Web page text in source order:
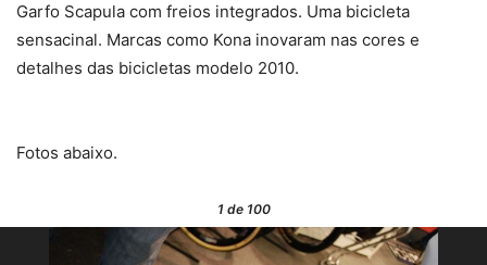
Garfo Scapula com freios integrados. Uma bicicleta
sensacinal. Marcas como Kona inovaram nas cores e
detalhes das bicicletas modelo 2010.
Fotos abaixo.
1de 100